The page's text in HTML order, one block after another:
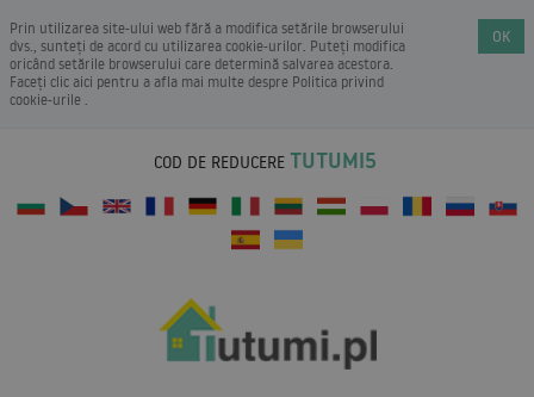
Prin utilizarea site-ului web fără a modifica setările browserului
dvs., sunteți de acord cu utilizarea cookie-urilor. Puteți modifica
oricând setările browserului care determină salvarea acestora.
Faceți clic aici pentru a afla mai multe despre Politica privind
cookie-urile .
OK
COD DE REDUCERE TUTUMI5